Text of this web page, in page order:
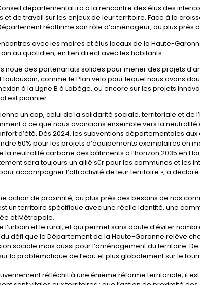
départemental ira à la rencontre des élus des
et de travail sur les enjeux de leur territoire. Face à la
réaffirme son rôle d’aménageur, au plus près
avec les maires et élus locaux de la Haute-
au quotidien, en lien direct avec les habitants.
noué des partenariats solides pour mener des projets
comme le Plan vélo pour lequel nous avons
à la Ligne B à Labège, ou encore sur les projets
est pionnier.
un cap, celui de la solidarité sociale, territoriale et de
à ce que nous avancions ensemble vers la
d’été. Dès 2024, les subventions départementales
50% pour les projets d’équipements exemplaires en
la neutralité carbone des bâtiments à l’horizon 2035 en
sera toujours un allié sûr pour les communes et les
accompagner l’attractivité de leur territoire », a
action de proximité, au plus près des besoins de nos
un territoire spécifique avec une réelle identité, une
et Métropole.
l’urbain et le rural, et qui permet sans doute d’éviter
du défi que le Département de la Haute-Garonne relève
sociale mais aussi pour l’aménagement du territoire.
la problématique de l’eau et plus globalement sur le
réfléchit à une énième réforme territoriale, il